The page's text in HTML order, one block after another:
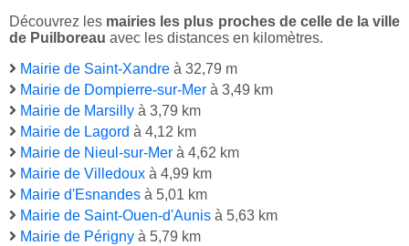
Découvrez les mairies les plus proches de celle de la ville
de Puilboreau avec les distances en kilomètres.
Mairie de Saint-Xandre à 32,79 m
Mairie de Dompierre-sur-Mer à 3,49 km
Mairie de Marsilly à 3,79 km
Mairie de Lagord à 4,12 km
Mairie de Nieul-sur-Mer à 4,62 km
Mairie de Villedoux à 4,99 km
Mairie d'Esnandes à 5,01 km
Mairie de Saint-Ouen-d'Aunis à 5,63 km
Mairie de Périgny à 5,79 km